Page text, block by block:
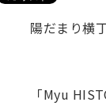
陽だまり横
「Myu